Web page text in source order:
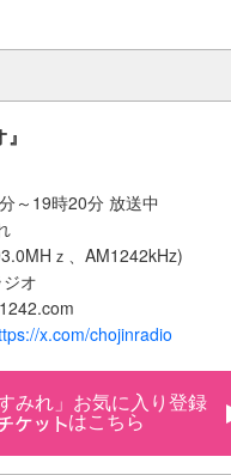
～19時20分 放送中
ｚ、AM1242kHz)
オ
x.com/chojinradio
みれ」お気に入り登録
はこちら